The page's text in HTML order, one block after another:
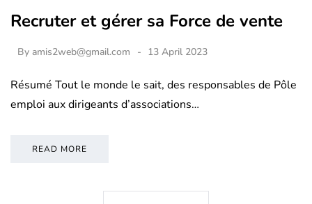
Recruter et gérer sa Force de vente
By amis2web@gmail.com 13 April 2023
Résumé Tout le monde le sait, des responsables de Pôle
emploi aux dirigeants d’associations…
READ MORE